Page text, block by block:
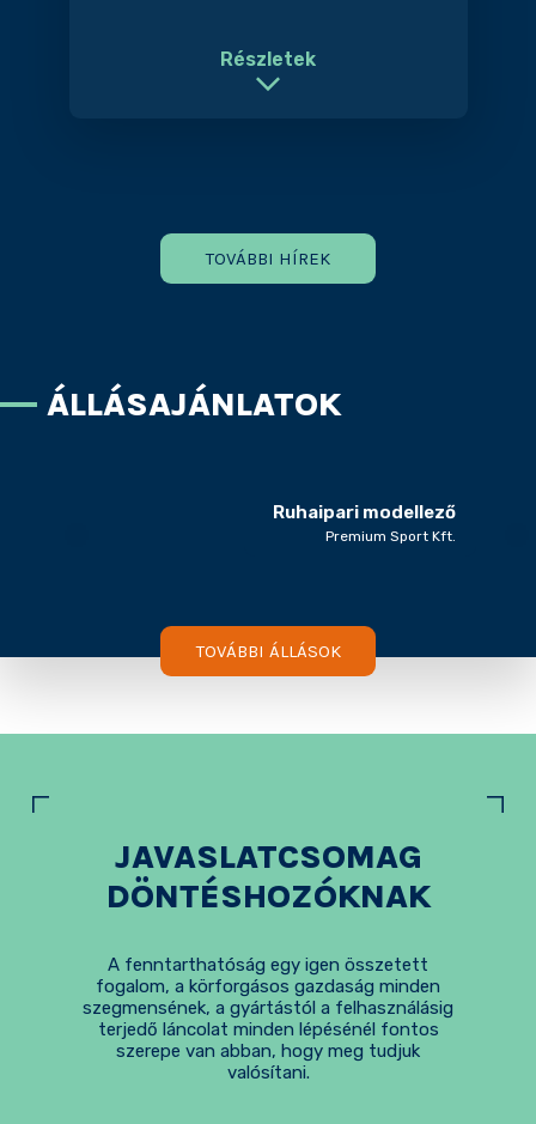
Részletek
TOVÁBBI HÍREK
ÁLLÁSAJÁNLATOK
Ruhaipari modellező
Premium Sport Kft.
TOVÁBBI ÁLLÁSOK
JAVASLATCSOMAG
DÖNTÉSHOZÓKNAK
A fenntarthatóság egy igen összetett
fogalom, a körforgásos gazdaság minden
szegmensének, a gyártástól a felhasználásig
terjedő láncolat minden lépésénél fontos
szerepe van abban, hogy meg tudjuk
valósítani.